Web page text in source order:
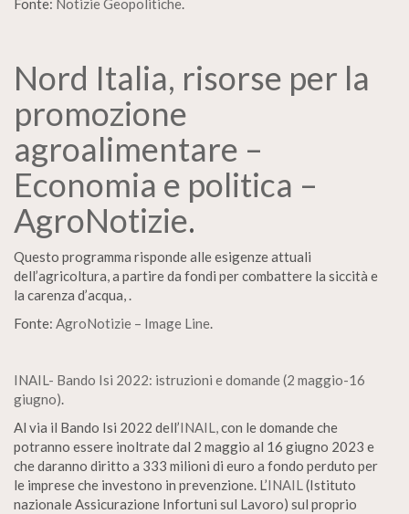
Fonte: Notizie Geopolitiche.
Nord Italia, risorse per la
promozione
agroalimentare –
Economia e politica –
AgroNotizie.
Questo programma risponde alle esigenze attuali
dell’agricoltura, a partire da fondi per combattere la siccità e
la carenza d’acqua, .
Fonte: AgroNotizie – Image Line.
INAIL- Bando Isi 2022: istruzioni e domande (2 maggio-16
giugno).
Al via il Bando Isi 2022 dell’INAIL,con le domande che
potranno essere inoltrate dal 2 maggio al 16 giugno 2023 e
che daranno diritto a 333 milioni di euro a fondo perduto per
le imprese che investono in prevenzione. L’INAIL(Istituto
nazionale Assicurazione Infortuni sul Lavoro) sul proprio